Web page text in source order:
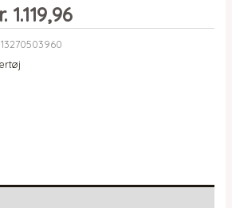
1.119,96Den
aktuelle